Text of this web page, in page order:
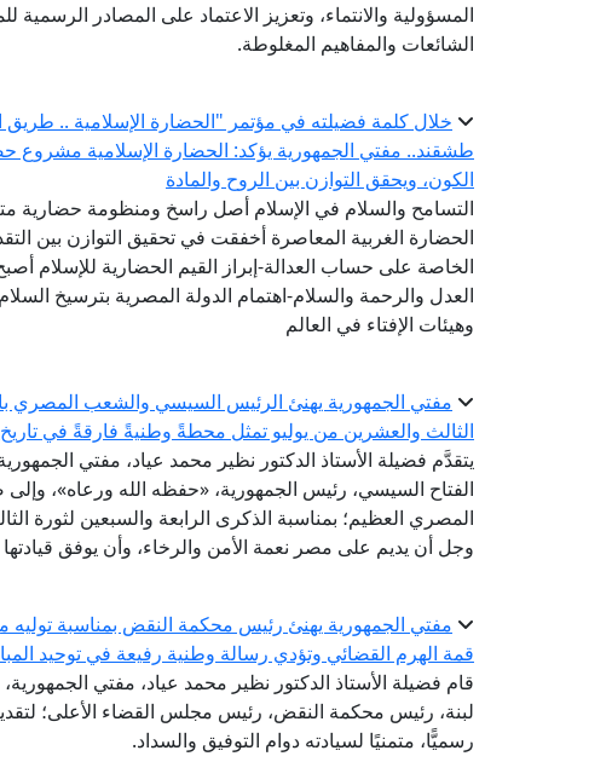
المسؤولية والانتماء، وتعزيز الاعتماد على المصادر
الشائعات والمفاهيم المغلوطة.
خلال كلمة فضيلته في مؤتمر "الحضارة الإسلامية .. طريق
طشقند.. مفتي الجمهورية يؤكد: الحضارة الإسلامية مشروع
الكون، ويحقق التوازن بين الروح والمادة
التسامح والسلام في الإسلام أصل راسخ ومنظومة حضارية
الحضارة الغربية المعاصرة أخفقت في تحقيق التوازن بين
الخاصة على حساب العدالة-إبراز القيم الحضارية للإسلام
العدل والرحمة والسلام-اهتمام الدولة المصرية بترسيخ
وهيئات الإفتاء في العالم
الثالث والعشرين من يوليو تمثل محطةً وطنيةً فارقةً في تاريخ
يتقدَّم فضيلة الأستاذ الدكتور نظير محمد عياد، مفتي
الفتاح السيسي، رئيس الجمهورية، «حفظه الله ورعاه»،
المصري العظيم؛ بمناسبة الذكرى الرابعة والسبعين لثورة
وجل أن يديم على مصر نعمة الأمن والرخاء، وأن يوفق
مفتي الجمهورية يهنئ رئيس محكمة النقض بمناسبة
قمة الهرم القضائي وتؤدي رسالة وطنية رفيعة في توحيد
قام فضيلة الأستاذ الدكتور نظير محمد عياد، مفتي الجمهورية،
لبنة، رئيس محكمة النقض، رئيس مجلس القضاء الأعلى؛
رسميًّا، متمنيًا لسيادته دوام التوفيق والسداد.